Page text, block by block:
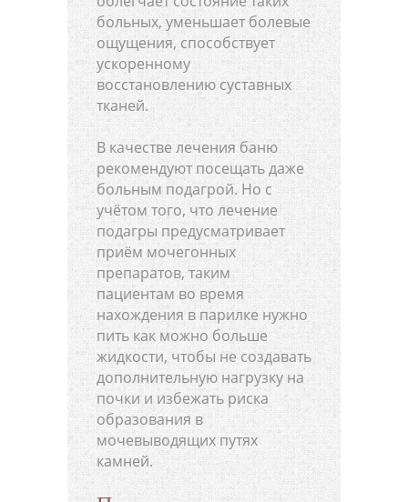
больных, уменьшает болевые
ощущения, способствует
ускоренному
восстановлению суставных
тканей.
В качестве лечения баню
рекомендуют посещать даже
больным подагрой. Но с
учётом того, что лечение
подагры предусматривает
приём мочегонных
препаратов, таким
пациентам во время
нахождения в парилке нужно
пить как можно больше
жидкости, чтобы не создавать
дополнительную нагрузку на
почки и избежать риска
образования в
мочевыводящих путях
камней.